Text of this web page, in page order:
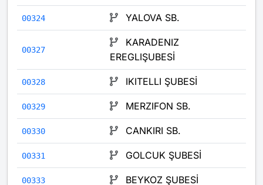
00324 YALOVA SB.
00327
KARADENIZ
EREGLIŞUBESİ
00328 IKITELLI ŞUBESİ
00329 MERZIFON SB.
00330 CANKIRI SB.
00331 GOLCUK ŞUBESİ
00333 BEYKOZ ŞUBESİ